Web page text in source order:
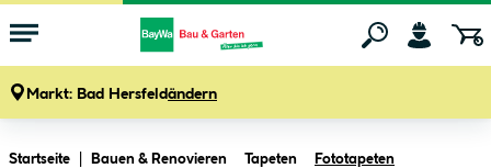
Markt: Bad Hersfeldändern
Startseite Bauen & Renovieren Tapeten Fototapeten